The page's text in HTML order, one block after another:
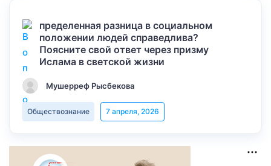
пределенная разница в социальном
положении людей справедлива?
Поясните свой ответ через призму
Ислама в светской жизни
Мушерреф Рысбекова
Обществознание 7 апреля, 2026